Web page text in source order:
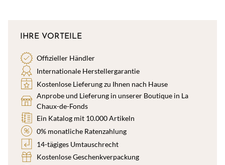
IHRE VORTEILE
Offizieller Händler
Internationale Herstellergarantie
Kostenlose Lieferung zu Ihnen nach Hause
Anprobe und Lieferung in unserer Boutique in La
Chaux-de-Fonds
Ein Katalog mit 10.000 Artikeln
0% monatliche Ratenzahlung
14-tägiges Umtauschrecht
Kostenlose Geschenkverpackung